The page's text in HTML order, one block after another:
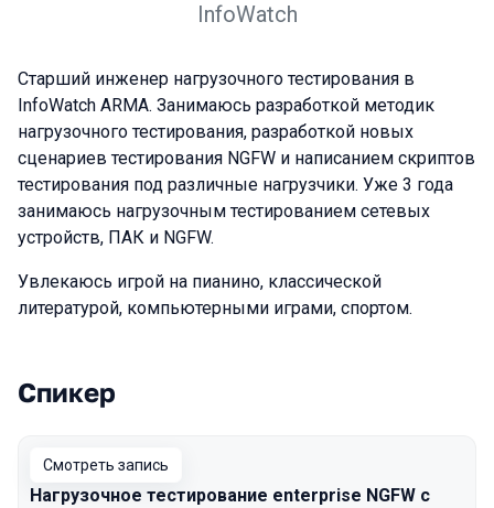
InfoWatch
Старший инженер нагрузочного тестирования в
InfoWatch ARMA. Занимаюсь разработкой методик
нагрузочного тестирования, разработкой новых
сценариев тестирования NGFW и написанием скриптов
тестирования под различные нагрузчики. Уже 3 года
занимаюсь нагрузочным тестированием сетевых
устройств, ПАК и NGFW.
Увлекаюсь игрой на пианино, классической
литературой, компьютерными играми, спортом.
Выступления в сезоне 2025 Autumn
Спикер
Смотреть запись
Нагрузочное тестирование enterprise NGFW с